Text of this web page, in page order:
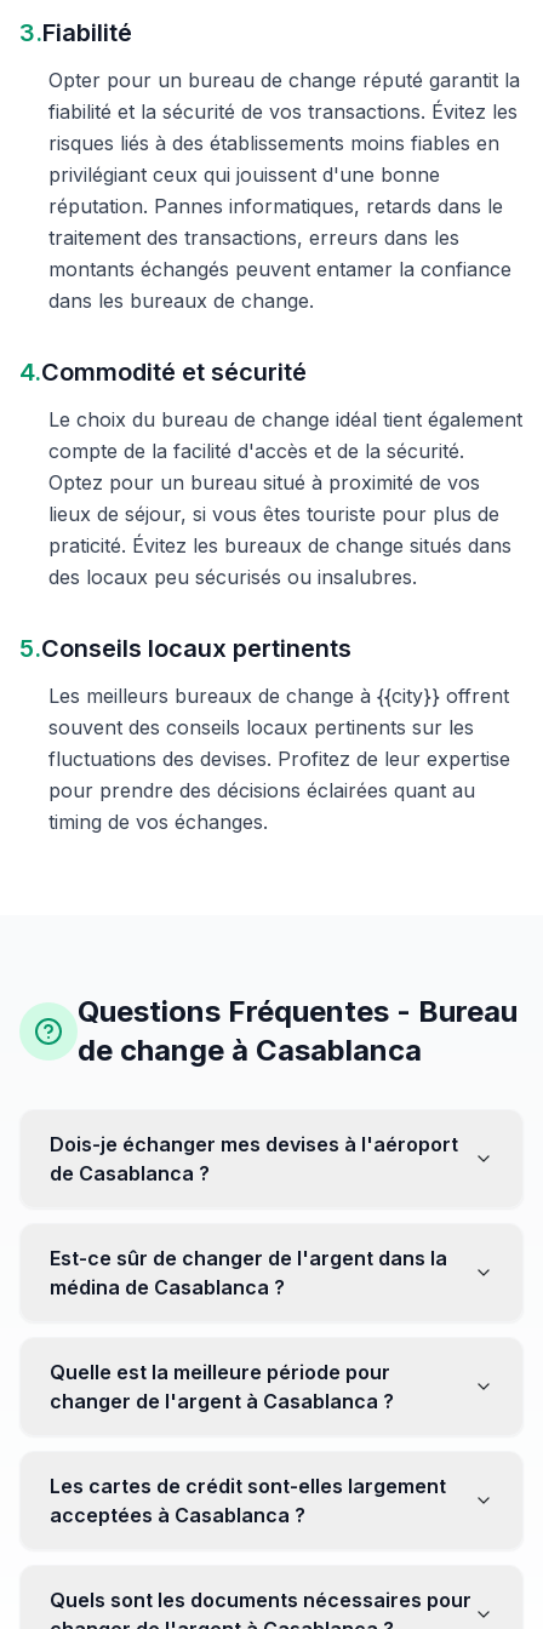
3.Fiabilité
Opter pour un bureau de change réputé garantit la
fiabilité et la sécurité de vos transactions. Évitez les
risques liés à des établissements moins fiables en
privilégiant ceux qui jouissent d'une bonne
réputation. Pannes informatiques, retards dans le
traitement des transactions, erreurs dans les
montants échangés peuvent entamer la confiance
dans les bureaux de change.
4.Commodité et sécurité
Le choix du bureau de change idéal tient également
compte de la facilité d'accès et de la sécurité.
Optez pour un bureau situé à proximité de vos
lieux de séjour, si vous êtes touriste pour plus de
praticité. Évitez les bureaux de change situés dans
des locaux peu sécurisés ou insalubres.
5.Conseils locaux pertinents
Les meilleurs bureaux de change à {{city}} offrent
souvent des conseils locaux pertinents sur les
fluctuations des devises. Profitez de leur expertise
pour prendre des décisions éclairées quant au
timing de vos échanges.
Questions Fréquentes - Bureau
de change à Casablanca
Dois-je échanger mes devises à l'aéroport
de Casablanca ?
être moins avantageux. Orientez-vous plutôt vers les
bureaux de change en ville pour obtenir de meilleurs
Est-ce sûr de changer de l'argent dans la
médina de Casablanca ?
établissements réputés pour éviter les surprises.
Quelle est la meilleure période pour
changer de l'argent à Casablanca ?
soyez attentif aux fluctuations pour maximiser la valeur
de vos devises.
Les cartes de crédit sont-elles largement
acceptées à Casablanca ?
Cependant, avoir un peu de monnaie locale peut être
Quels sont les documents nécessaires pour